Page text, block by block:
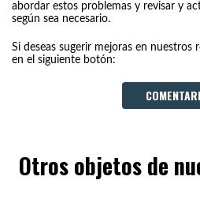
abordar estos problemas y revisar y
según sea necesario.
Si deseas sugerir mejoras en nuestros
en el siguiente botón:
Otros objetos de